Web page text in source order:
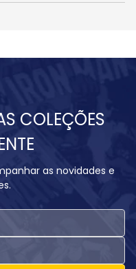
COLEÇÕES
as novidades e